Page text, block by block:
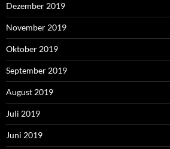
Dezember 2019
November 2019
Oktober 2019
September 2019
August 2019
Juli 2019
Juni 2019